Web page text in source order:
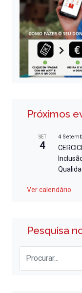
Próximos
SET
4
4
Ver calendário
Pesquisa